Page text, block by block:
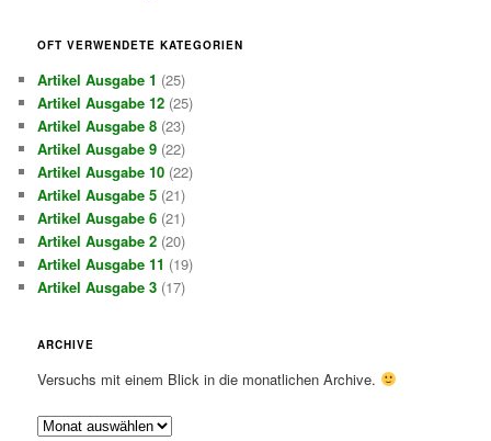
OFT VERWENDETE KATEGORIEN
Artikel Ausgabe 1 (25)
Artikel Ausgabe 12 (25)
Artikel Ausgabe 8 (23)
Artikel Ausgabe 9 (22)
Artikel Ausgabe 10 (22)
Artikel Ausgabe 5 (21)
Artikel Ausgabe 6 (21)
Artikel Ausgabe 2 (20)
Artikel Ausgabe 11 (19)
Artikel Ausgabe 3 (17)
ARCHIVE
Versuchs mit einem Blick in die monatlichen Archive.
A